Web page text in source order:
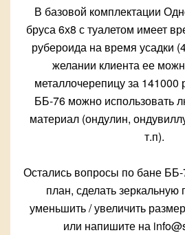
В базовой комплектации
бруса 6х8 с туалетом имеет
рубероида на время усадки
желании клиента ее
металлочерепицу за 141000
ББ-76 можно использовать
материал (ондулин,
т.п).
Остались вопросы по бане ББ-
план, сделать зеркальную
уменьшить / увеличить
или напишите на